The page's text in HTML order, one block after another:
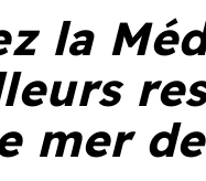
la
mer